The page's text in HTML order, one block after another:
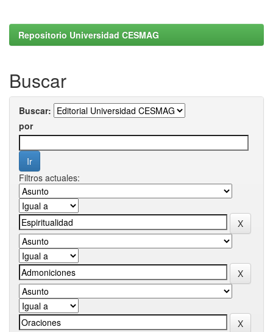
Repositorio Universidad CESMAG
Buscar
Buscar:
por
Filtros actuales: